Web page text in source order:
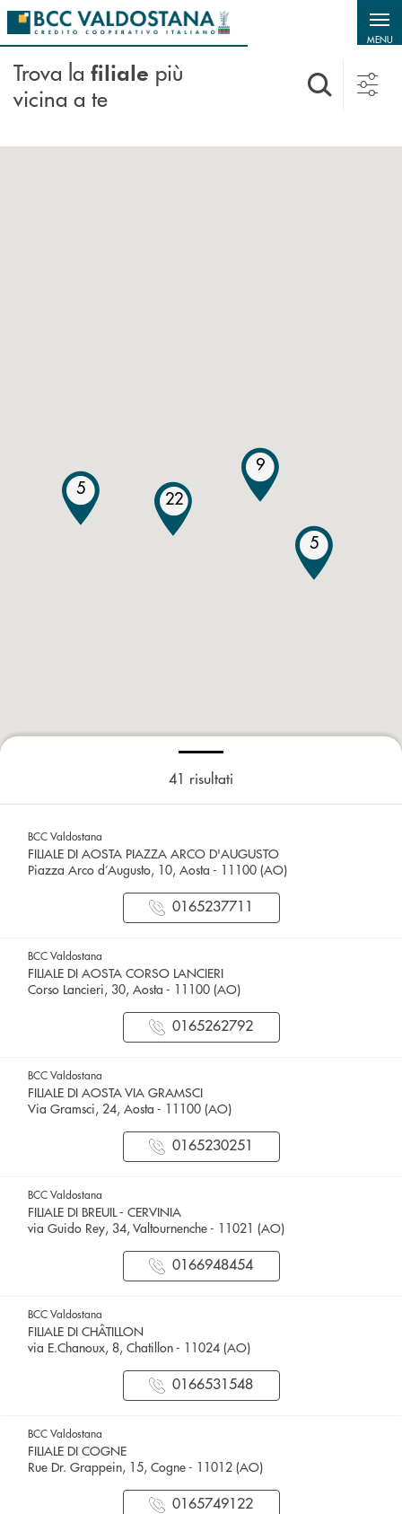
Salta al contenuto principale
MENU
Trova la filiale più
vicina a te
41 risultati
BCC Valdostana
FILIALE DI AOSTA PIAZZA ARCO D'AUGUSTO
Piazza Arco d’Augusto, 10, Aosta - 11100 (AO)
0165237711
BCC Valdostana
FILIALE DI AOSTA CORSO LANCIERI
Corso Lancieri, 30, Aosta - 11100 (AO)
0165262792
BCC Valdostana
FILIALE DI AOSTA VIA GRAMSCI
Via Gramsci, 24, Aosta - 11100 (AO)
0165230251
BCC Valdostana
FILIALE DI BREUIL - CERVINIA
via Guido Rey, 34, Valtournenche - 11021 (AO)
0166948454
BCC Valdostana
FILIALE DI CHÂTILLON
via E.Chanoux, 8, Chatillon - 11024 (AO)
0166531548
BCC Valdostana
FILIALE DI COGNE
Rue Dr. Grappein, 15, Cogne - 11012 (AO)
0165749122
22
9
5
5